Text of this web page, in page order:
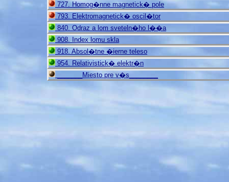
727. Homog�nne magnetick� pole
793. Elektromagnetick� oscil�tor
840. Odraz a lom sveteln�ho l��a
908. Index lomu skla
918. Absol�tne �ierne teleso
954. Relativistick� elektr�n
_______Miesto pre v�s________